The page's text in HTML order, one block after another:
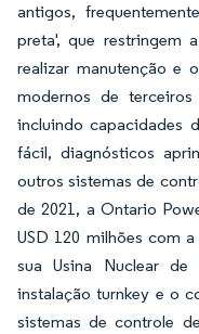
antigos,
preta', que restringem
realizar manutenção e
modernos de
incluindo capacidades
fácil, diagnósticos
outros sistemas de
de 2021, a Ontario
USD 120 milhões com
sua Usina Nuclear
instalação turnkey e o
sistemas de controle